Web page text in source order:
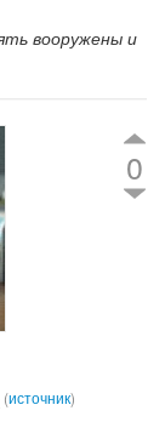
вооружены и
0
(источник)